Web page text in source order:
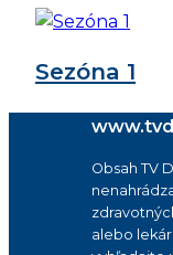
Sezóna 1
Obsah TV
alebo